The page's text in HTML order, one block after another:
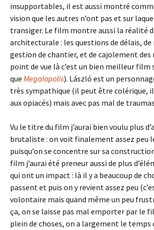
insupportables, il est aussi montré
vision que les autres n’ont pas et sur
transiger. Le film montre aussi la réalité
architecturale : les questions de délais, de
gestion de chantier, et de cajolement des
point de vue là c’est un bien meilleur film
que Megalopolis). László est un
très sympathique (il peut être colérique,
aux opiacés) mais avec pas mal de
Vu le titre du film j’aurai bien voulu plus
brutaliste : on voit finalement assez peu
puisqu’on se concentre sur sa
film j’aurai été preneur aussi de plus
qui ont un impact : là il y a beaucoup de
passent et puis on y revient assez peu
volontaire mais quand même un peu
ça, on se laisse pas mal emporter par le
plein de choses, on a largement le temps